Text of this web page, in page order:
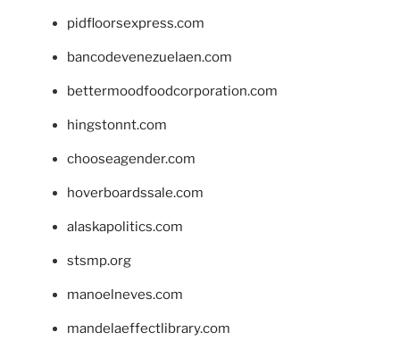
pidfloorsexpress.com
bancodevenezuelaen.com
bettermoodfoodcorporation.com
hingstonnt.com
chooseagender.com
hoverboardssale.com
alaskapolitics.com
stsmp.org
manoelneves.com
mandelaeffectlibrary.com